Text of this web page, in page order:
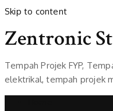
Skip to content
Zentronic
Tempah Projek FYP,
elektrikal, tempah projek